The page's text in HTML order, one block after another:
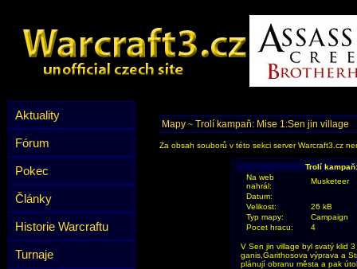
Aktuality
Fórum
Pokec
Články
Historie Warcraftu
Turnaje
Mapy ~ Trolí kampaň: Mise 1:Sen jin village
Za obsah souborů v této sekci server Warcraft3.cz
Trolí
Na web
nahrál:
Musketeer
Datum:
Velikost:
26 kB
Typ mapy:
Campaign
Pocet hracu:
4
V Sen jin village byl svatý klid
ganis,Garithosova výprava a
plánují obranu města a pak